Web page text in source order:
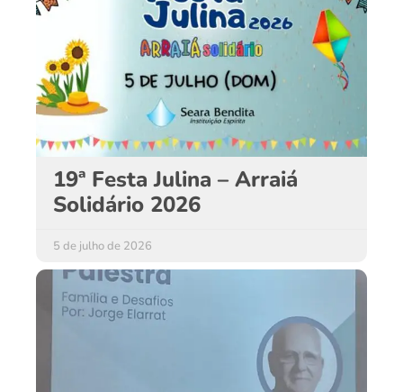
19ª Festa Julina – Arraiá
Solidário 2026
5 de julho de 2026